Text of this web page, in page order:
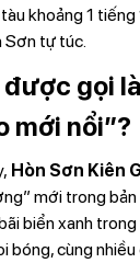
khoảng 1
Sơn tự túc.
được gọi
mới nổi”?
Hòn Sơn Kiên
mới trong bản
biển xanh
bóng, cùng